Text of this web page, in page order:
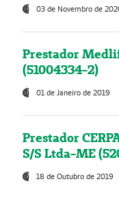
03 de Novembro de
Prestador
(51004334-2)
01 de Janeiro de 2019
Prestador
S/S Ltda-ME
18 de Outubro de 2019